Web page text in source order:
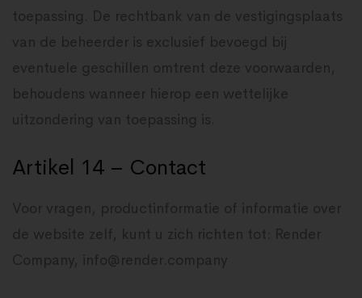
toepassing. De rechtbank van de vestigingsplaats
van de beheerder is exclusief bevoegd bij
eventuele geschillen omtrent deze voorwaarden,
behoudens wanneer hierop een wettelijke
uitzondering van toepassing is.
Artikel 14 – Contact
Voor vragen, productinformatie of informatie over
de website zelf, kunt u zich richten tot: Render
Company, info@render.company